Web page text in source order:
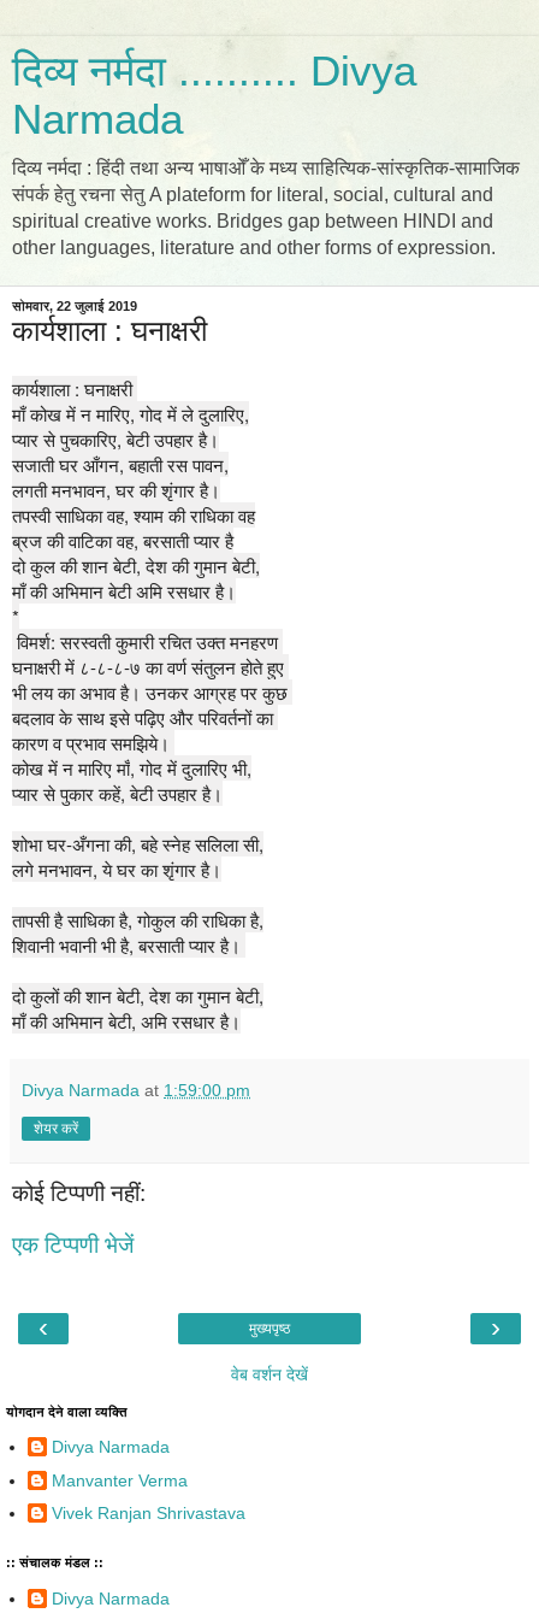
दिव्य नर्मदा .......... Divya
Narmada
दिव्य नर्मदा : हिंदी तथा अन्य भाषाओँ के मध्य साहित्यिक-सांस्कृतिक-सामाजिक
संपर्क हेतु रचना सेतु A plateform for literal, social, cultural and
spiritual creative works. Bridges gap between HINDI and
other languages, literature and other forms of expression.
सोमवार, 22 जुलाई 2019
कार्यशाला : घनाक्षरी
कार्यशाला : घनाक्षरी
माँ कोख में न मारिए, गोद में ले दुलारिए,
प्यार से पुचकारिए, बेटी उपहार है।
सजाती घर आँगन, बहाती रस पावन,
लगती मनभावन, घर की शृंगार है।
तपस्वी साधिका वह, श्याम की राधिका वह
ब्रज की वाटिका वह, बरसाती प्यार है
दो कुल की शान बेटी, देश की गुमान बेटी,
माँ की अभिमान बेटी अमि रसधार है।
*
विमर्श: सरस्वती कुमारी रचित उक्त मनहरण
घनाक्षरी में ८-८-८-७ का वर्ण संतुलन होते हुए
भी लय का अभाव है। उनकर आग्रह पर कुछ
बदलाव के साथ इसे पढ़िए और परिवर्तनों का
कारण व प्रभाव समझिये।
कोख में न मारिए माँ, गोद में दुलारिए भी,
प्यार से पुकार कहें, बेटी उपहार है।
शोभा घर-अँगना की, बहे स्नेह सलिला सी,
लगे मनभावन, ये घर का शृंगार है।
तापसी है साधिका है, गोकुल की राधिका है,
शिवानी भवानी भी है, बरसाती प्यार है।
दो कुलों की शान बेटी, देश का गुमान बेटी,
माँ की अभिमान बेटी, अमि रसधार है।
Divya Narmada at 1:59:00 pm
शेयर करें
कोई टिप्पणी नहीं:
एक टिप्पणी भेजें
‹ ›
मुख्यपृष्ठ
वेब वर्शन देखें
योगदान देने वाला व्यक्ति
Divya Narmada
Manvanter Verma
Vivek Ranjan Shrivastava
:: संचालक मंडल ::
Divya Narmada